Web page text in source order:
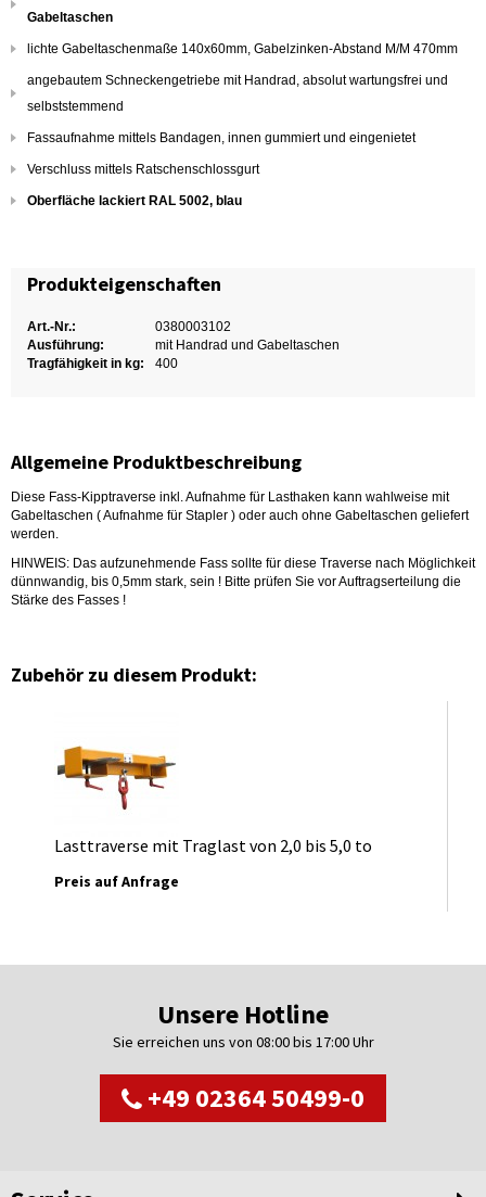
Gabeltaschen
lichte Gabeltaschenmaße 140x60mm, Gabelzinken-Abstand M/M 470mm
angebautem Schneckengetriebe mit Handrad, absolut wartungsfrei und
selbststemmend
Fassaufnahme mittels Bandagen, innen gummiert und eingenietet
Verschluss mittels Ratschenschlossgurt
Oberfläche lackiert RAL 5002, blau
Produkteigenschaften
Art.-Nr.:
0380003102
Ausführung:
mit Handrad und Gabeltaschen
Tragfähigkeit in kg:
400
Allgemeine Produktbeschreibung
Diese Fass-Kipptraverse inkl. Aufnahme für Lasthaken kann wahlweise mit
Gabeltaschen ( Aufnahme für Stapler ) oder auch ohne Gabeltaschen geliefert
werden.
HINWEIS: Das aufzunehmende Fass sollte für diese Traverse nach Möglichkeit
dünnwandig, bis 0,5mm stark, sein ! Bitte prüfen Sie vor Auftragserteilung die
Stärke des Fasses !
Zubehör zu diesem Produkt:
Lasttraverse mit Traglast von 2,0 bis 5,0 to
Preis auf Anfrage
Unsere Hotline
Sie erreichen uns von 08:00 bis 17:00 Uhr
+49 02364 50499-0